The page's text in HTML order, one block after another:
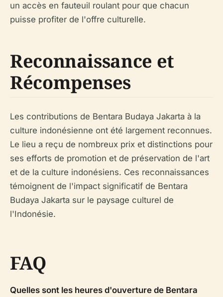
un accès en fauteuil roulant pour que chacun
puisse profiter de l'offre culturelle.
Reconnaissance et
Récompenses
Les contributions de Bentara Budaya Jakarta à la
culture indonésienne ont été largement reconnues.
Le lieu a reçu de nombreux prix et distinctions pour
ses efforts de promotion et de préservation de l'art
et de la culture indonésiens. Ces reconnaissances
témoignent de l'impact significatif de Bentara
Budaya Jakarta sur le paysage culturel de
l'Indonésie.
FAQ
Quelles sont les heures d'ouverture de Bentara